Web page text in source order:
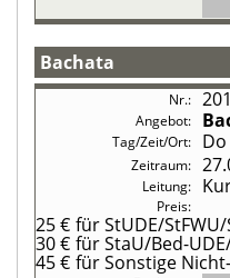
Bachata
Do
25 € für StUDE/
30 € für StaU/Bed-
45 € für Sonstige